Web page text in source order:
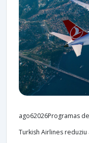
ago62026Programas
Turkish Airlines